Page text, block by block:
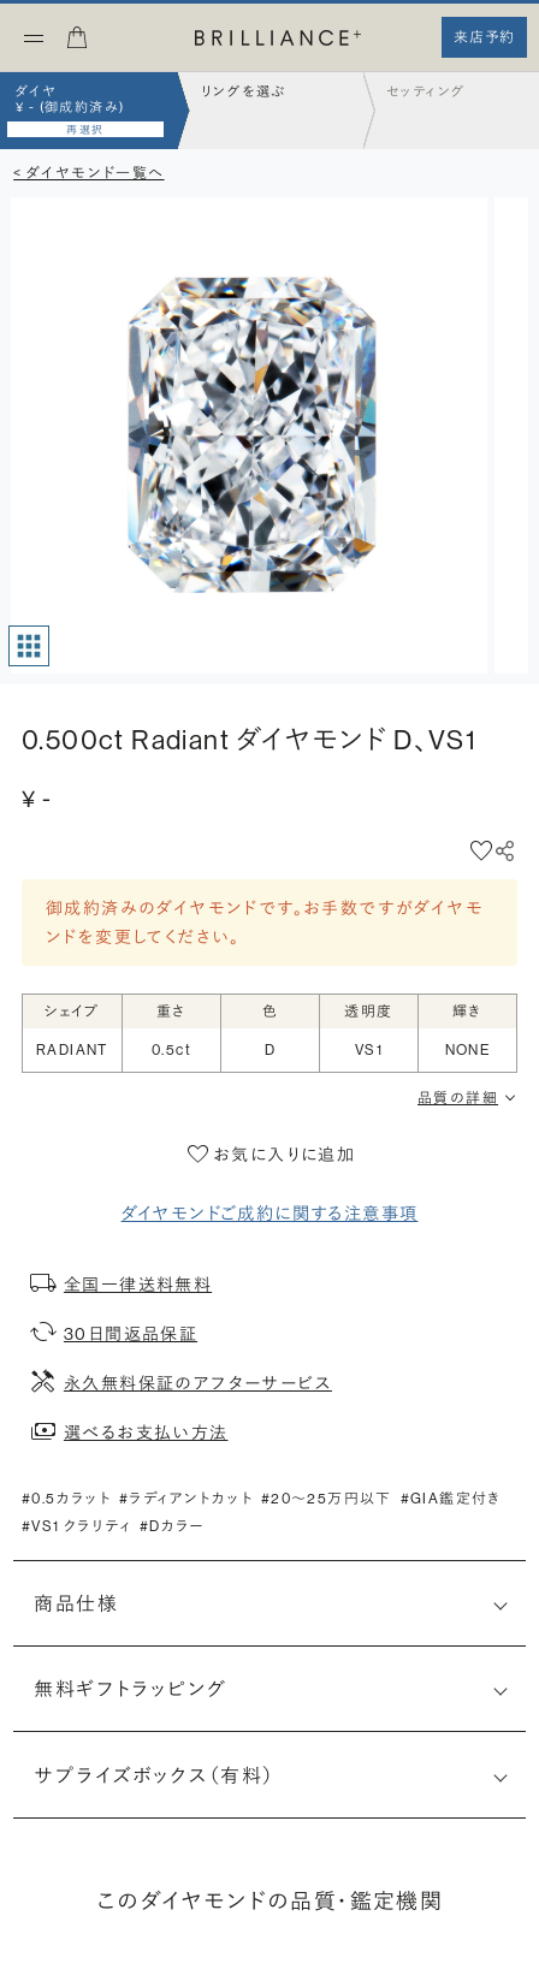
来店予約
ダイヤ
¥ - (御成約済み)
再選択
リングを選ぶ セッティング
< ダイヤモンド一覧へ
0.500ct Radiant ダイヤモンド D、VS1
¥ -
御成約済みのダイヤモンドです。お手数ですがダイヤモ
ンドを変更してください。
シェイプ 重さ 色 透明度 輝き
RADIANT 0.5ct D VS1 NONE
品質の詳細
お気に入りに追加
ダイヤモンドご成約に関する注意事項
全国一律送料無料
30日間返品保証
永久無料保証のアフターサービス
選べるお支払い方法
#0.5カラット #ラディアントカット #20〜25万円以下 #GIA鑑定付き
#VS1 クラリティ #Dカラー
商品仕様
無料ギフトラッピング
サプライズボックス（有料）
このダイヤモンドの品質・鑑定機関